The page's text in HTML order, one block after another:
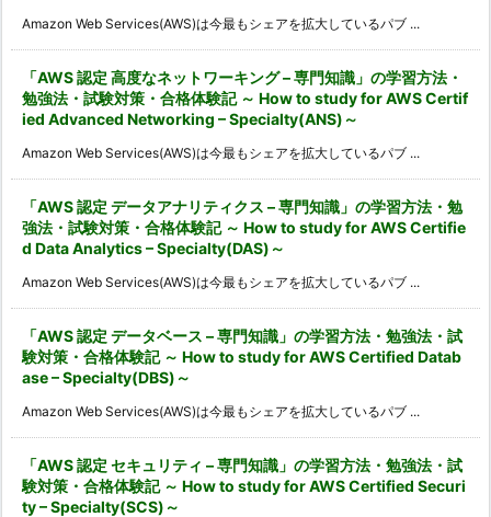
Amazon Web Services(AWS)は今最もシェアを拡大しているパブ ...
「AWS 認定 高度なネットワーキング – 専門知識」の学習方法・
勉強法・試験対策・合格体験記 ～ How to study for AWS Certif
ied Advanced Networking – Specialty(ANS)～
Amazon Web Services(AWS)は今最もシェアを拡大しているパブ ...
「AWS 認定 データアナリティクス – 専門知識」の学習方法・勉
強法・試験対策・合格体験記 ～ How to study for AWS Certifie
d Data Analytics – Specialty(DAS)～
Amazon Web Services(AWS)は今最もシェアを拡大しているパブ ...
「AWS 認定 データベース – 専門知識」の学習方法・勉強法・試
験対策・合格体験記 ～ How to study for AWS Certified Datab
ase – Specialty(DBS)～
Amazon Web Services(AWS)は今最もシェアを拡大しているパブ ...
「AWS 認定 セキュリティ – 専門知識」の学習方法・勉強法・試
験対策・合格体験記 ～ How to study for AWS Certified Securi
ty – Specialty(SCS)～